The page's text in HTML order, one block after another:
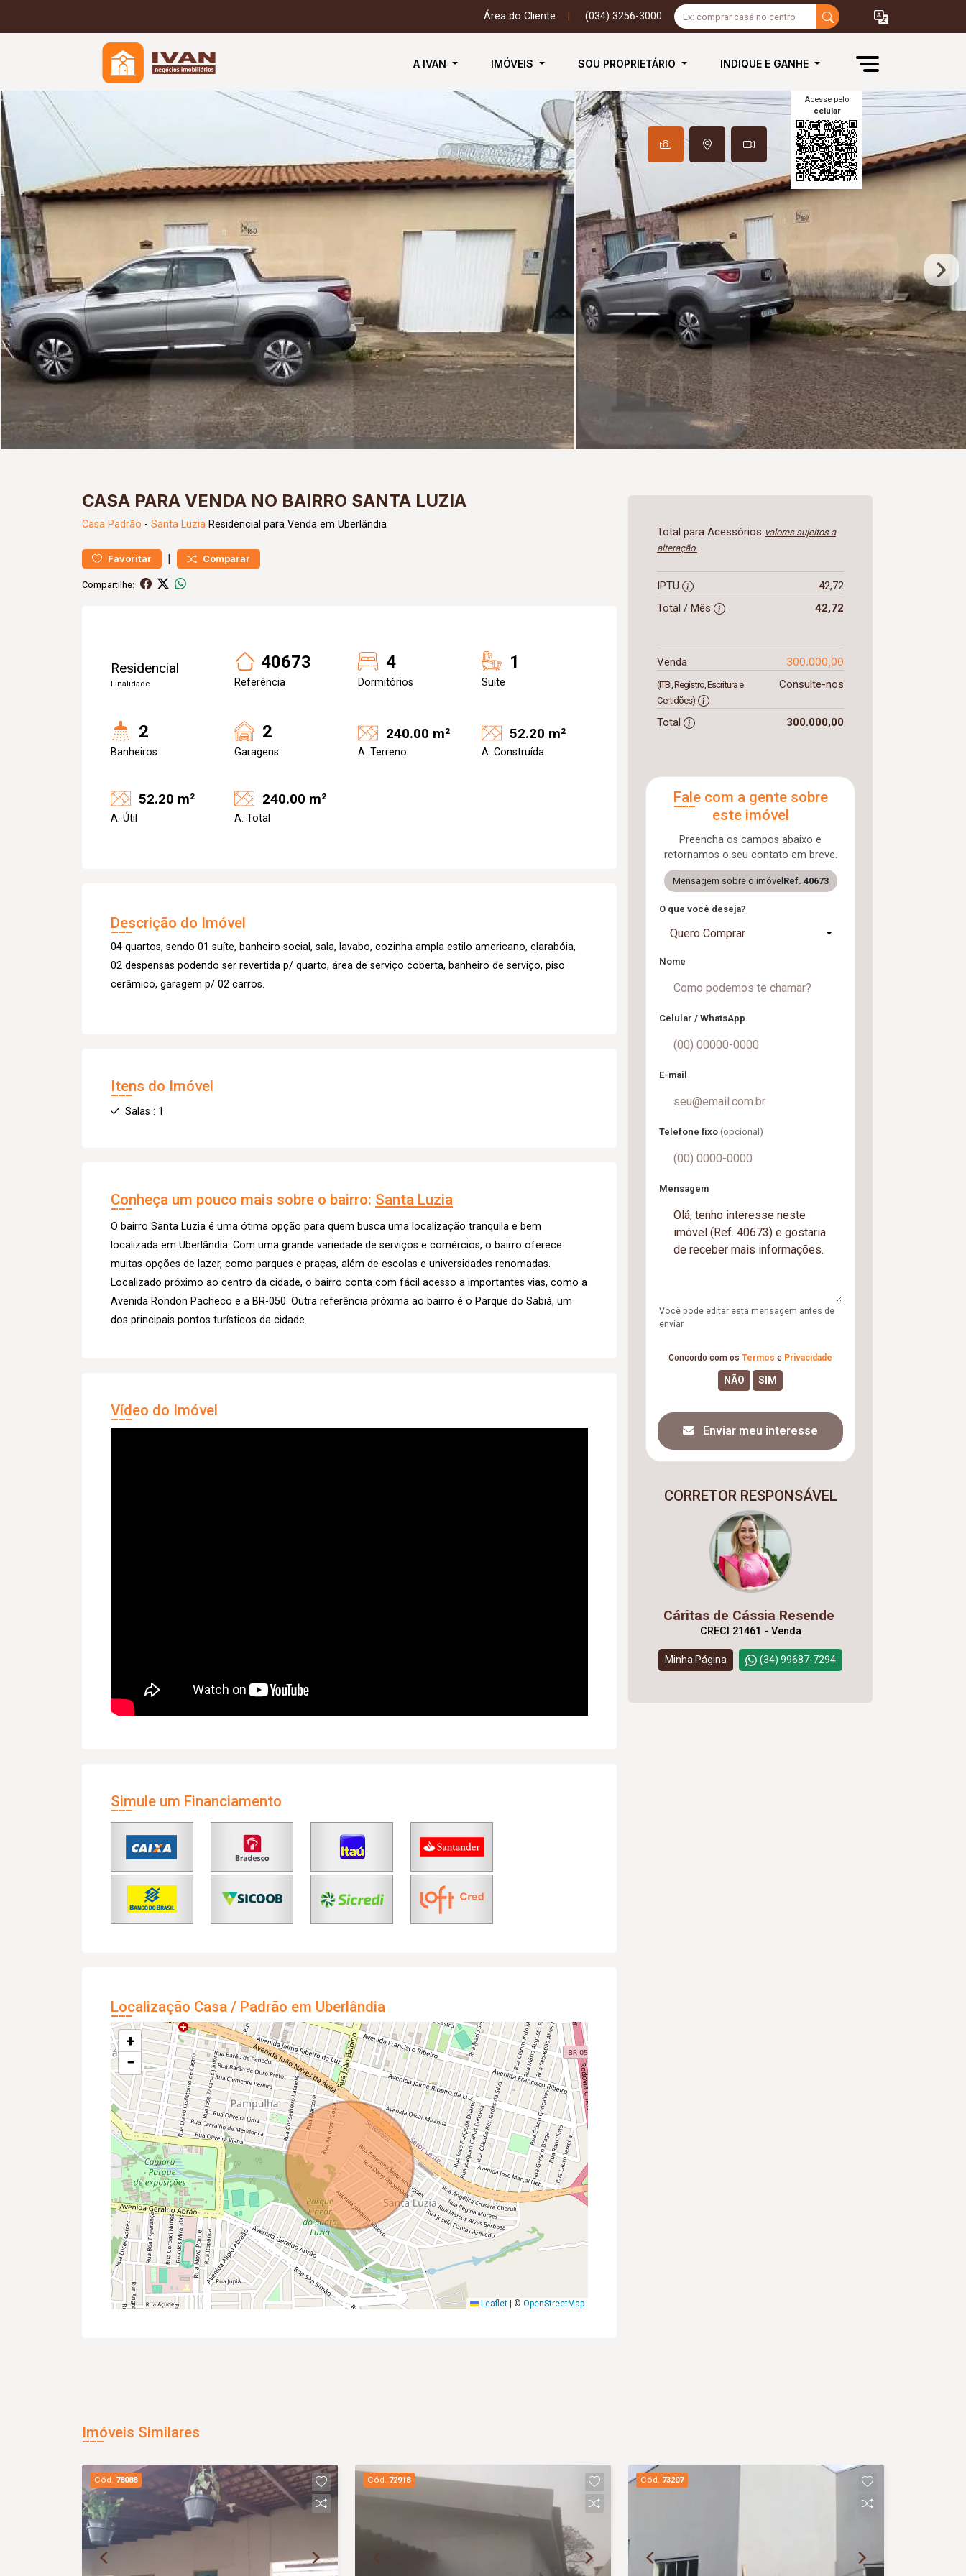
Área do Cliente (034) 3256-3000
A IVAN IMÓVEIS SOU PROPRIETÁRIO INDIQUE E GANHE
Acesse pelo
celular
CASA PARA VENDA NO BAIRRO SANTA LUZIA
Casa Padrão - Santa Luzia Residencial para Venda em Uberlândia
Favoritar | Comparar
Compartilhe:
Residencial
Finalidade
40673
Referência
4
Dormitórios
1
Suite
2
Banheiros
2
Garagens
240.00 m²
A. Terreno
52.20 m²
A. Construída
52.20 m²
A. Útil
240.00 m²
A. Total
Descrição do Imóvel
04 quartos, sendo 01 suíte, banheiro social, sala, lavabo, cozinha ampla estilo americano, clarabóia,
02 despensas podendo ser revertida p/ quarto, área de serviço coberta, banheiro de serviço, piso
cerâmico, garagem p/ 02 carros.
Itens do Imóvel
Salas : 1
Conheça um pouco mais sobre o bairro: Santa Luzia
O bairro Santa Luzia é uma ótima opção para quem busca uma localização tranquila e bem
localizada em Uberlândia. Com uma grande variedade de serviços e comércios, o bairro oferece
muitas opções de lazer, como parques e praças, além de escolas e universidades renomadas.
Localizado próximo ao centro da cidade, o bairro conta com fácil acesso a importantes vias, como a
Avenida Rondon Pacheco e a BR-050. Outra referência próxima ao bairro é o Parque do Sabiá, um
dos principais pontos turísticos da cidade.
Vídeo do Imóvel
Simule um Financiamento
Localização Casa / Padrão em Uberlândia
+
−
Leaflet | © OpenStreetMap
Total para Acessórios valores sujeitos a
alteração.
IPTU
42,72
Total / Mês
42,72
Venda 300.000,00
(ITBI, Registro, Escritura e
Certidões)
Consulte-nos
Total 300.000,00
Fale com a gente sobre
este imóvel
Preencha os campos abaixo e
retornamos o seu contato em breve.
Mensagem sobre o imóvel Ref. 40673
O que você deseja?
Quero Comprar
Nome
Celular / WhatsApp
E-mail
Telefone fixo (opcional)
Mensagem
Você pode editar esta mensagem antes de
enviar.
Concordo com os Termos e Privacidade
Enviar meu interesse
CORRETOR RESPONSÁVEL
Cáritas de Cássia Resende
CRECI 21461 - Venda
Minha Página (34) 99687-7294
Imóveis Similares
Cód. 78088 Cód. 72918 Cód. 73207